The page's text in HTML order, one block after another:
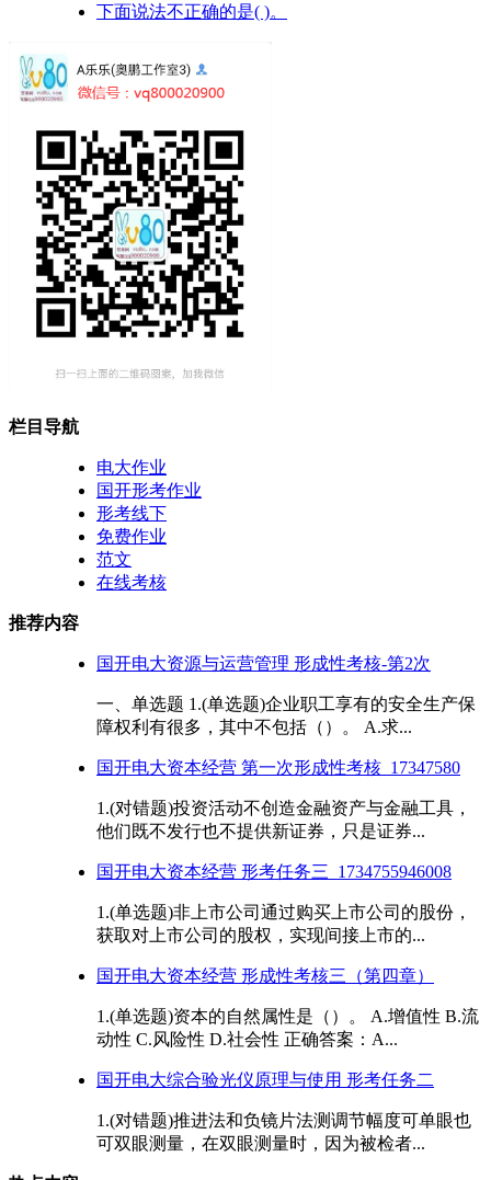
下面说法不正确的是( )。
栏目导航
电大作业
国开形考作业
形考线下
免费作业
范文
在线考核
推荐内容
国开电大资源与运营管理 形成性考核-第2次
一、单选题 1.(单选题)企业职工享有的安全生产保
障权利有很多，其中不包括（）。 A.求...
国开电大资本经营 第一次形成性考核_17347580
1.(对错题)投资活动不创造金融资产与金融工具，
他们既不发行也不提供新证券，只是证券...
国开电大资本经营 形考任务三_1734755946008
1.(单选题)非上市公司通过购买上市公司的股份，
获取对上市公司的股权，实现间接上市的...
国开电大资本经营 形成性考核三（第四章）
1.(单选题)资本的自然属性是（）。 A.增值性 B.流
动性 C.风险性 D.社会性 正确答案：A...
国开电大综合验光仪原理与使用 形考任务二
1.(对错题)推进法和负镜片法测调节幅度可单眼也
可双眼测量，在双眼测量时，因为被检者...